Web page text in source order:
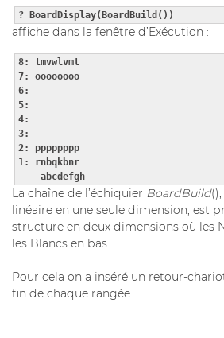
? BoardDisplay(BoardBuild())
affiche dans la fenêtre d’Exécution :
8: tmvwlvmt
7: oooooooo
6:
5:
4:
3:
2: pppppppp
1: rnbqkbnr
    abcdefgh
La chaîne de l’échiquier BoardBuild
linéaire en une seule dimension, est
structure en deux dimensions où les
les Blancs en bas.
Pour cela on a inséré un retour-
fin de chaque rangée.